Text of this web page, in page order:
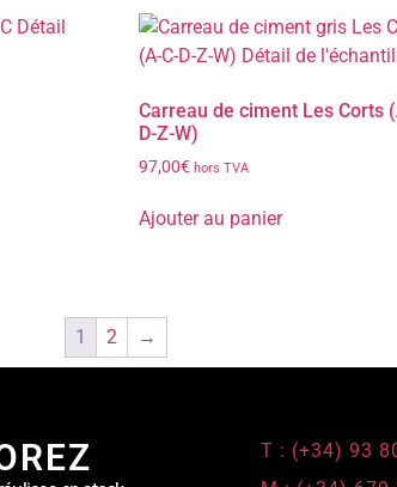
Carreau de ciment Les Corts
D-Z-W)
97,00€ hors TVA
Ajouter au panier
1 2 →
T : (+34) 93